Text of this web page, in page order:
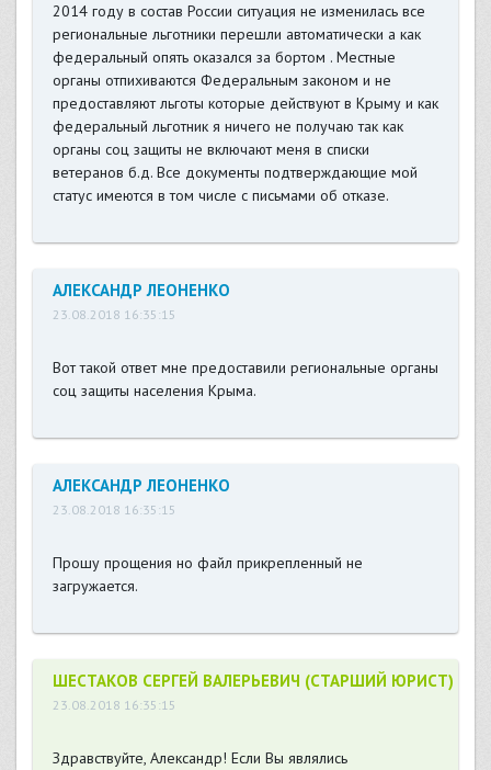
2014 году в состав России ситуация не изменилась все
региональные льготники перешли автоматически а как
федеральный опять оказался за бортом . Местные
органы отпихиваются Федеральным законом и не
предоставляют льготы которые действуют в Крыму и как
федеральный льготник я ничего не получаю так как
органы соц защиты не включают меня в списки
ветеранов б.д. Все документы подтверждающие мой
статус имеются в том числе с письмами об отказе.
АЛЕКСАНДР ЛЕОНЕНКО
23.08.2018 16:35:15
Вот такой ответ мне предоставили региональные органы
соц защиты населения Крыма.
АЛЕКСАНДР ЛЕОНЕНКО
23.08.2018 16:35:15
Прошу прощения но файл прикрепленный не
загружается.
ШЕСТАКОВ СЕРГЕЙ ВАЛЕРЬЕВИЧ (СТАРШИЙ ЮРИСТ)
23.08.2018 16:35:15
Здравствуйте, Александр! Если Вы являлись